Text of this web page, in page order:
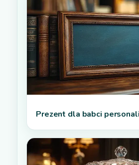
Prezent dla babci